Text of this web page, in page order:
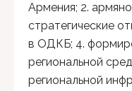
Армения; 2.
стратегические
в ОДКБ; 4.
региональной
региональной